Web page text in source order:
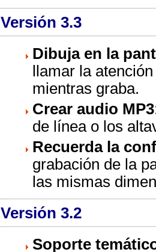
Versión 3.3
Dibuja en la
llamar la
mientras graba.
Crear audio MP3
de línea o los
Recuerda la
grabación de la
las mismas
Versión 3.2
Soporte